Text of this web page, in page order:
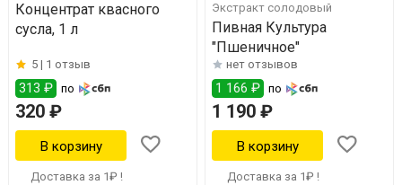
Концентрат квасного
сусла, 1 л
5 | 1 отзыв
313 ₽ по
320 ₽
Доставка за 1₽ !
Экстракт солодовый
Пивная Культура
"Пшеничное"
нет отзывов
1 166 ₽ по
1 190 ₽
Доставка за 1₽ !